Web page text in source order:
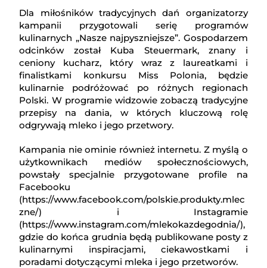
Dla miłośników tradycyjnych dań organizatorzy
kampanii przygotowali serię programów
kulinarnych „Nasze najpyszniejsze”. Gospodarzem
odcinków został Kuba Steuermark, znany i
ceniony kucharz, który wraz z laureatkami i
finalistkami konkursu Miss Polonia, będzie
kulinarnie podróżować po różnych regionach
Polski. W programie widzowie zobaczą tradycyjne
przepisy na dania, w których kluczową rolę
odgrywają mleko i jego przetwory.
Kampania nie ominie również internetu. Z myślą o
użytkownikach mediów społecznościowych,
powstały specjalnie przygotowane profile na
Facebooku
(https://www.facebook.com/polskie.produkty.mlec
zne/) i Instagramie
(https://www.instagram.com/mlekokazdegodnia/),
gdzie do końca grudnia będą publikowane posty z
kulinarnymi inspiracjami, ciekawostkami i
poradami dotyczącymi mleka i jego przetworów.